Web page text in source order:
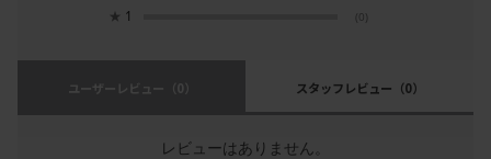
★ 1 (0)
ユーザーレビュー （0） スタッフレビュー （0）
レビューはありません。